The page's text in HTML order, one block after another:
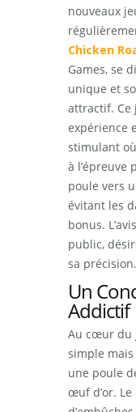
nouveaux
Chicken
Games, se
unique et
attractif. Ce
expérience
stimulant
à l’épreuve
poule vers
évitant les
bonus.
public,
sa précision.
Un
Addictif
Au cœur du
simple
une poule
œuf d’or.